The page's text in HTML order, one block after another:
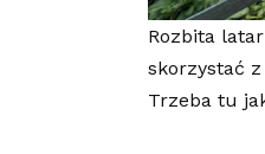
Rozbita
skorzystać
Trzeba tu